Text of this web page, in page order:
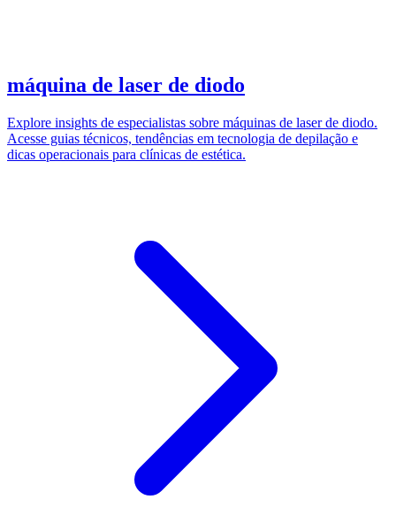
máquina de laser de diodo
Explore insights de especialistas sobre máquinas de laser de diodo.
Acesse guias técnicos, tendências em tecnologia de depilação e
dicas operacionais para clínicas de estética.